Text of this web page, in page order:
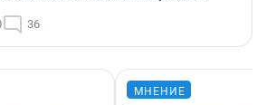
36
МНЕНИЕ